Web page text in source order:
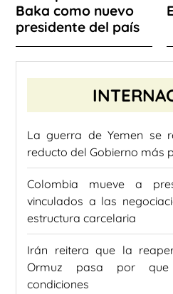
Baka como nuevo
presidente del país
La guerra de Yemen se
reducto del Gobierno más
Colombia mueve a
vinculados a las
estructura carcelaria
Irán reitera que la
Ormuz pasa por que
condiciones